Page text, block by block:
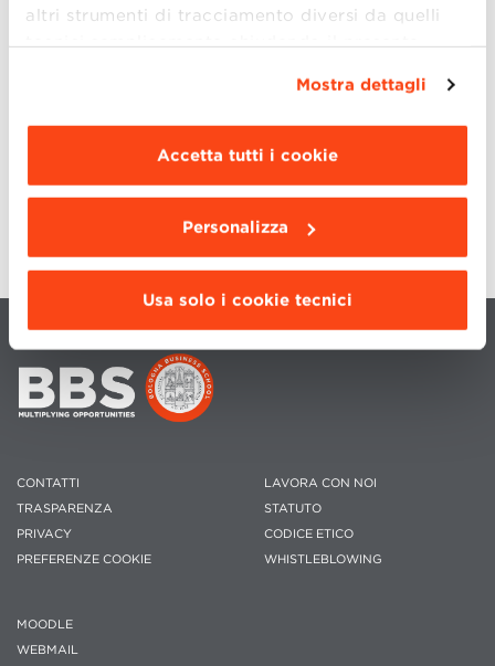
altri strumenti di tracciamento diversi da quelli
tecnici semplicemente chiudendo il presente
Dettagli ”. Per
modificare le impostazioni di navigazione e
scegliere le funzionalità, le terze parti e i cookie
Mostra dettagli
Accetta tutti i cookie
Personalizza
Usa solo i cookie tecnici
Avvisi scaduti
CONTATTI
TRASPARENZA
PRIVACY
PREFERENZE COOKIE
LAVORA CON NOI
STATUTO
CODICE ETICO
WHISTLEBLOWING
MOODLE
WEBMAIL